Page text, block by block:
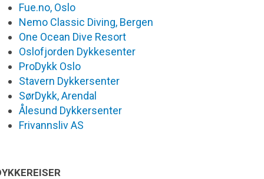
Fue.no, Oslo
Nemo Classic Diving, Bergen
One Ocean Dive Resort
Oslofjorden Dykkesenter
ProDykk Oslo
Stavern Dykkersenter
SørDykk, Arendal
Ålesund Dykkersenter
Frivannsliv AS